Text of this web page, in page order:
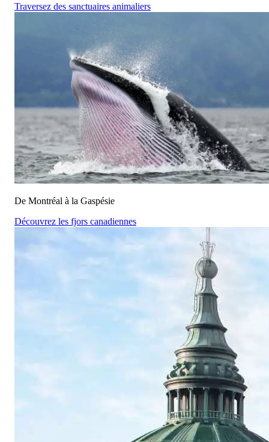
Traversez des sanctuaires animaliers
De Montréal à la Gaspésie
Découvrez les fjors canadiennes